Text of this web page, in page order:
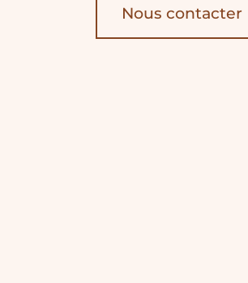
Nous contacter